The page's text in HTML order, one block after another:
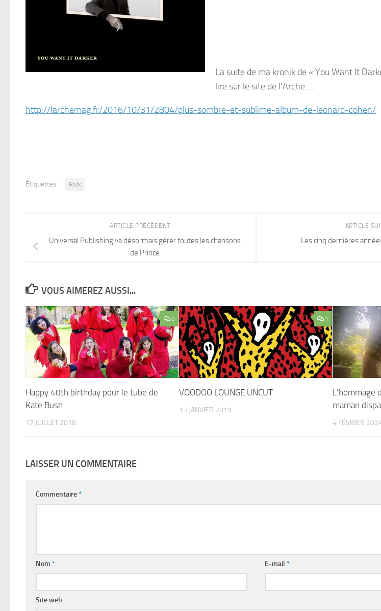
La suite de ma kronik de « You Want It
lire sur le site de l’Arche….
http://larchemag.fr/2016/10/31/2804/plus-sombre-et-sublime-album-de-leonard-cohen/
Étiquettes : Rock
ARTICLE
Les cinq dernières
ARTICLE PRÉCÉDENT
Universal Publishing va désormais gérer toutes les chansons
de Prince
VOUS AIMEREZ AUSSI...
0
Happy 40th birthday pour le tube de
Kate Bush
17 JUILLET 2018
1
VOODOO LOUNGE UNCUT
13 JANVIER 2019
L’hommage
maman
4 FÉVRIER
LAISSER UN COMMENTAIRE
Commentaire*
Nom * E-mail*
Site web